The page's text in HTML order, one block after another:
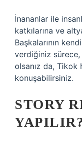
İnananlar ile
katkılarına ve
Başkalarının
verdiğiniz
olsanız da, Tikok
konuşabilirsiniz.
STORY